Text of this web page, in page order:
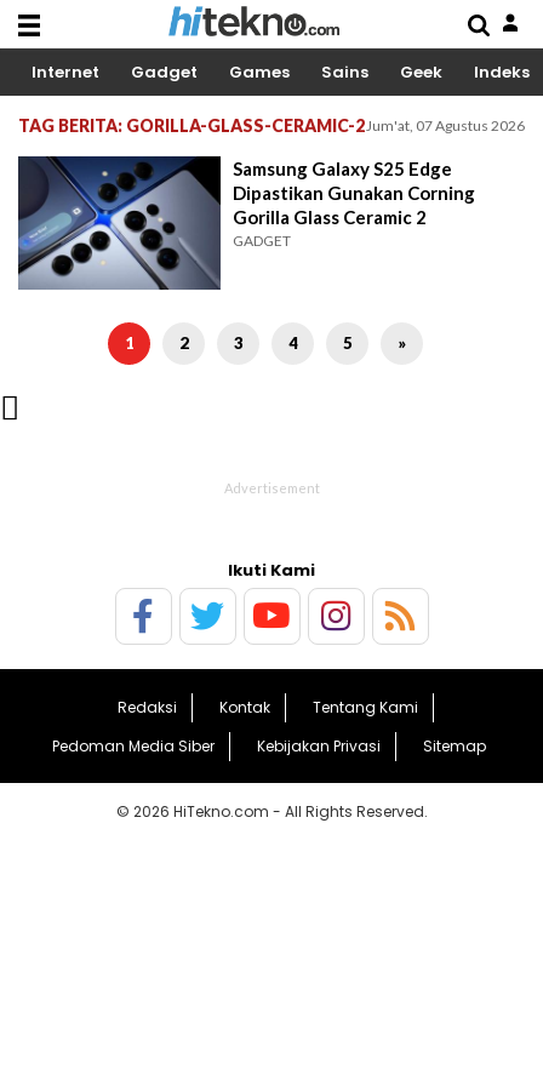
Internet Gadget Games Sains Geek Indeks
TAG BERITA: GORILLA-GLASS-CERAMIC-2Jum'at, 07 Agustus 2026
Samsung Galaxy S25 Edge
Dipastikan Gunakan Corning
Gorilla Glass Ceramic 2
GADGET
1 2 3 4 5 »

Ikuti Kami
Redaksi Kontak
Tentang Kami
Pedoman Media Siber
Kebijakan Privasi Sitemap
© 2026 HiTekno.com - All Rights Reserved.